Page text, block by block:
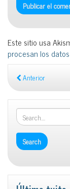
Este sitio usa
procesan los
Anterior